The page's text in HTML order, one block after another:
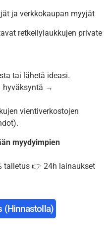
ja verkkokaupan myyjät
retkeilylaukkujen private
tai lähetä ideasi.
hyväksyntä →
vientiverkostojen
myydyimpien
talletus 👉 24h lainaukset
(hinnastolla)